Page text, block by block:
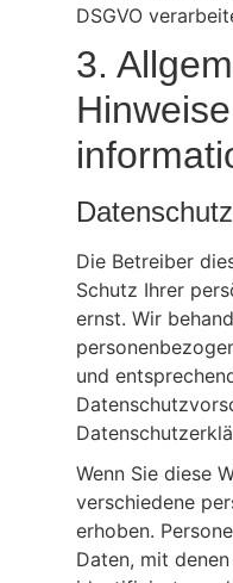
DSGVO
3.
Datenschutz
Die Betreiber
Schutz Ihrer
ernst. Wir
und
Wenn Sie diese
verschiedene
erhoben.
Daten, mit